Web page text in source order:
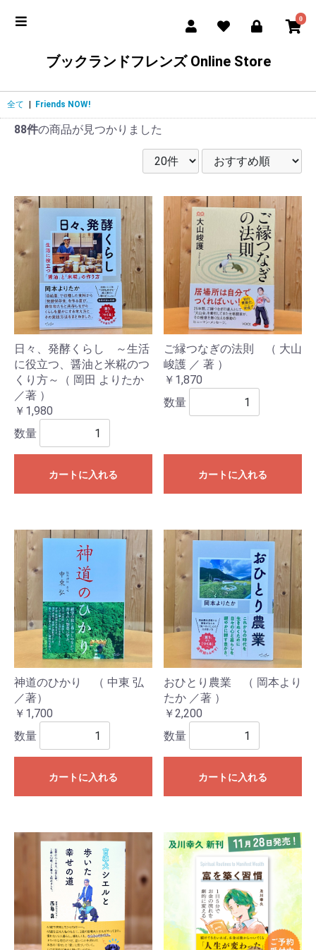
0
ブックランドフレンズ Online Store
全て Friends NOW!
88件の商品が見つかりました
日々、発酵くらし ～生活
に役立つ、醤油と米糀のつ
くり方～（ 岡田 よりたか
／著 ）
￥1,980
数量
カートに入れる
ご縁つなぎの法則 （ 大山
峻護 ／ 著 ）
￥1,870
数量
カートに入れる
神道のひかり （ 中東 弘
／著）
￥1,700
数量
カートに入れる
おひとり農業 （ 岡本より
たか ／著 ）
￥2,200
数量
カートに入れる